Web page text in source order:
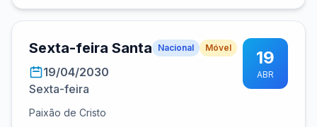
Sexta-feira Santa Nacional Móvel
19/04/2030
Sexta-feira
Paixão de Cristo
19
ABR